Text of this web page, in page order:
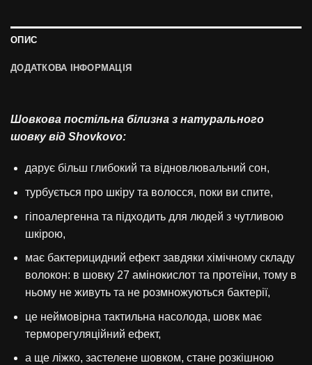
ОПИС
ДОДАТКОВА ІНФОРМАЦІЯ
Шовкова постільна білизна з натурального
шовку від Shovkovo:
дарує більш глибокий та відновлювальний сон,
турбується про шкіру та волосся, поки ви спите,
гіпоалергенна та підходить для людей з чутливою
шкірою,
має бактерицидний ефект завдяки хімічному складу
волокон: в шовку 27 амінокислот та протеїни, тому в
ньому не живуть та не розмножуються бактерії,
це неймовірна тактильна насолода, шовк має
терморегуляційний ефект,
а ще ліжко, застелене шовком, стане розкішною